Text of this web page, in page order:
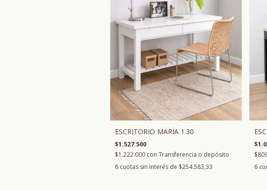
ESCRITORIO MARÍA 1.30
$1.527.500
$1.222.000 con Transferencia o depósito
6 cuotas sin interés de $254.583,33
6